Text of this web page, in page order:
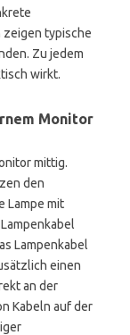
typische
Zu jedem
wirkt.
Monitor
mittig.
den
Lampe mit
Lampenkabel
einen
an der
Kabeln auf der